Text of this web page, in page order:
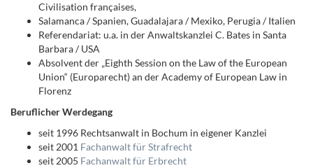
Civilisation françaises,
Salamanca / Spanien, Guadalajara / Mexiko, Perugia / Italien
Referendariat: u.a. in der Anwaltskanzlei C. Bates in Santa
Barbara / USA
Absolvent der „Eighth Session on the Law of the European
Union“ (Europarecht) an der Academy of European Law in
Florenz
Beruflicher Werdegang
seit 1996 Rechtsanwalt in Bochum in eigener Kanzlei
seit 2001 Fachanwalt für Strafrecht
seit 2005 Fachanwalt für Erbrecht